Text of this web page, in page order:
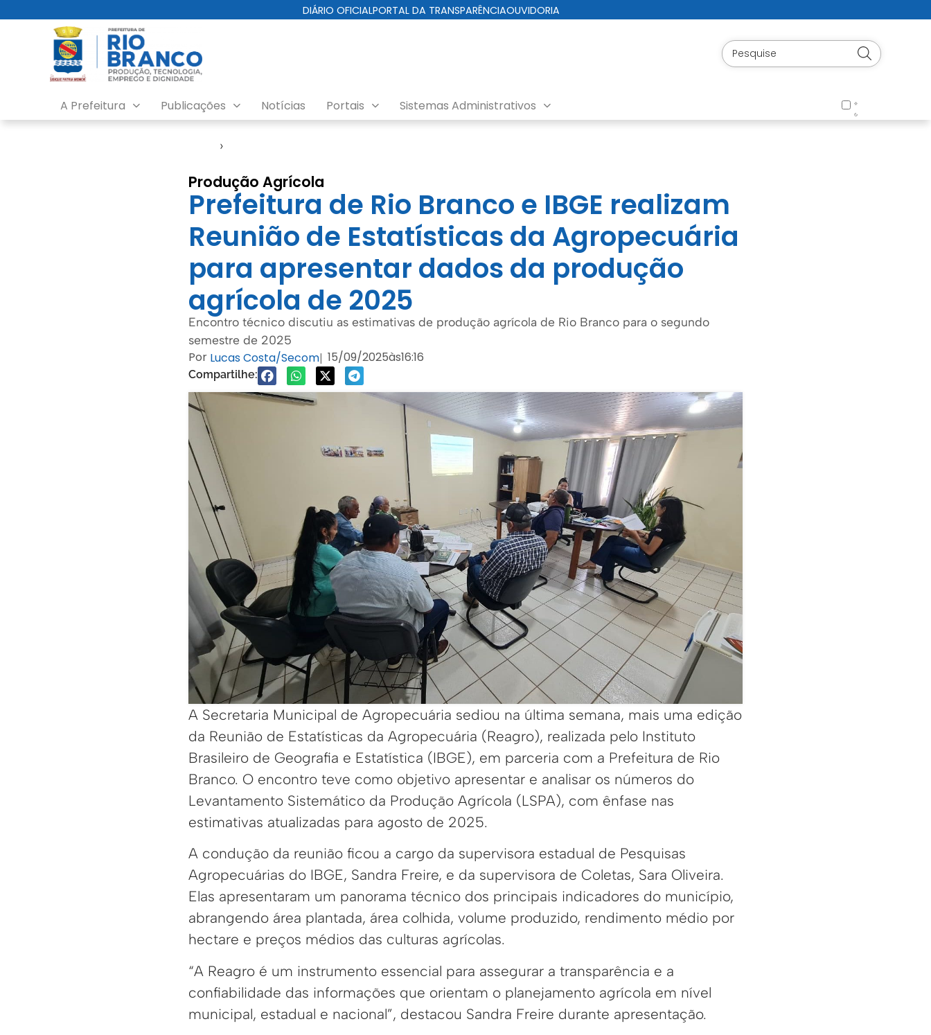
DIÁRIO OFICIALPORTAL DA TRANSPARÊNCIAOUVIDORIA
A Prefeitura Publicações Notícias Portais Sistemas Administrativos
›
Produção Agrícola
Prefeitura de Rio Branco e IBGE realizam
Reunião de Estatísticas da Agropecuária
para apresentar dados da produção
agrícola de 2025
Encontro técnico discutiu as estimativas de produção agrícola de Rio Branco para o segundo
semestre de 2025
Por Lucas Costa/Secom| 15/09/2025às16:16
Compartilhe:
A Secretaria Municipal de Agropecuária sediou na última semana, mais uma edição
da Reunião de Estatísticas da Agropecuária (Reagro), realizada pelo Instituto
Brasileiro de Geografia e Estatística (IBGE), em parceria com a Prefeitura de Rio
Branco. O encontro teve como objetivo apresentar e analisar os números do
Levantamento Sistemático da Produção Agrícola (LSPA), com ênfase nas
estimativas atualizadas para agosto de 2025.
A condução da reunião ficou a cargo da supervisora estadual de Pesquisas
Agropecuárias do IBGE, Sandra Freire, e da supervisora de Coletas, Sara Oliveira.
Elas apresentaram um panorama técnico dos principais indicadores do município,
abrangendo área plantada, área colhida, volume produzido, rendimento médio por
hectare e preços médios das culturas agrícolas.
“A Reagro é um instrumento essencial para assegurar a transparência e a
confiabilidade das informações que orientam o planejamento agrícola em nível
municipal, estadual e nacional”, destacou Sandra Freire durante apresentação.